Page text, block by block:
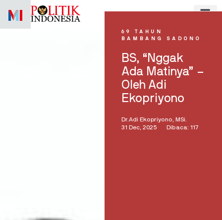
69 TAHUN
BAMBANG SADONO
BS, “Nggak
Ada Matinya” –
Oleh Adi
Ekopriyono
Dr.Adi Ekopriyono, MSi.
31 Dec, 2025
Dibaca: 117